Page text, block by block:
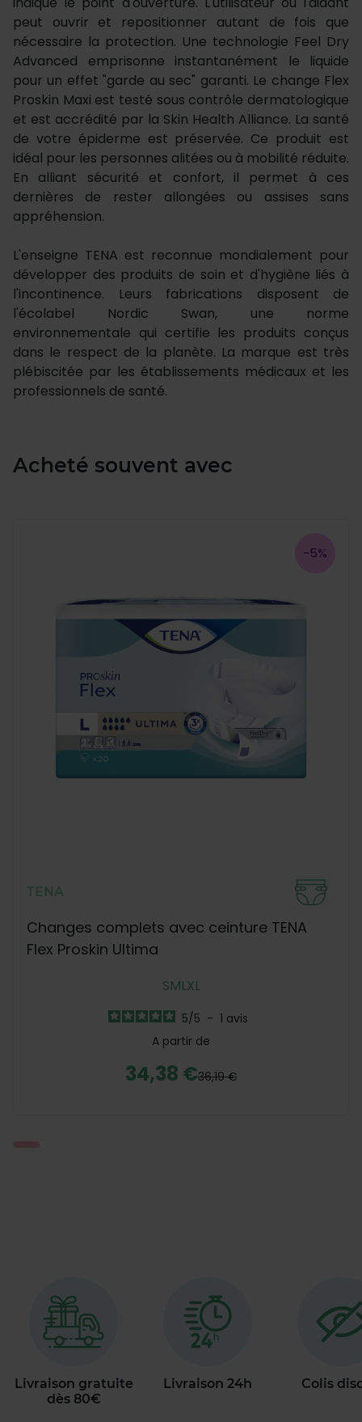
peut ouvrir et repositionner autant de fois que
nécessaire la protection. Une technologie Feel Dry
Advanced emprisonne instantanément le liquide
pour un effet "garde au sec" garanti. Le change Flex
Proskin Maxi est testé sous contrôle dermatologique
et est accrédité par la Skin Health Alliance. La santé
de votre épiderme est préservée. Ce produit est
idéal pour les personnes alitées ou à mobilité réduite.
En alliant sécurité et confort, il permet à ces
dernières de rester allongées ou assises sans
appréhension.
L'enseigne TENA est reconnue mondialement pour
développer des produits de soin et d'hygiène liés à
l'incontinence. Leurs fabrications disposent de
l'écolabel Nordic Swan, une norme
environnementale qui certifie les produits conçus
dans le respect de la planète. La marque est très
plébiscitée par les établissements médicaux et les
professionnels de santé.
Acheté souvent avec
-5%
TENA
Changes complets avec ceinture TENA
Flex Proskin Ultima
SMLXL
5/5 - 1 avis
A partir de
34,38 €36,19 €
Livraison gratuite
dès 80€
Livraison 24h Colis